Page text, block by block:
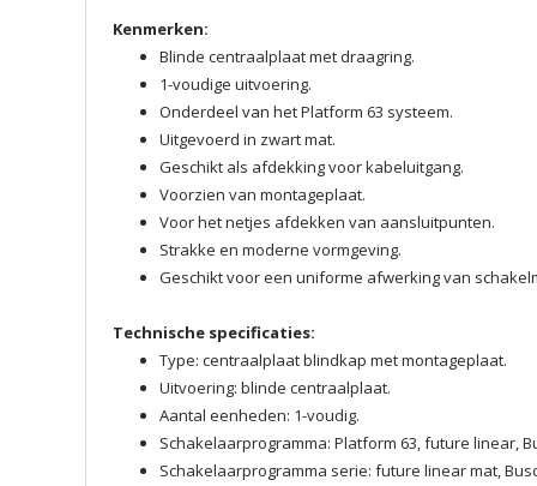
Kenmerken:
Blinde centraalplaat met draagring.
1-voudige uitvoering.
Onderdeel van het Platform 63 systeem.
Uitgevoerd in zwart mat.
Geschikt als afdekking voor kabeluitgang.
Voorzien van montageplaat.
Voor het netjes afdekken van aansluitpunten.
Strakke en moderne vormgeving.
Geschikt voor een uniforme afwerking van
Technische specificaties:
Type: centraalplaat blindkap met montageplaat.
Uitvoering: blinde centraalplaat.
Aantal eenheden: 1-voudig.
Schakelaarprogramma: Platform 63, future linear,
Schakelaarprogramma serie: future linear mat,